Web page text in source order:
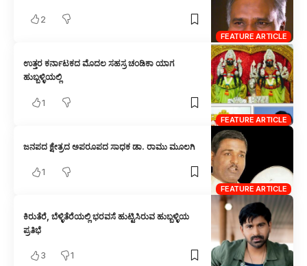
FEATURE ARTICLE
2
FEATURE ARTICLE
ಉತ್ತರ ಕರ್ನಾಟಕದ ಮೊದಲ ಸಹಸ್ರ ಚಂಡಿಕಾ ಯಾಗ
ಹುಬ್ಬಳ್ಳಿಯಲ್ಲಿ
1
FEATURE ARTICLE
ಜನಪದ ಕ್ಷೇತ್ರದ ಅಪರೂಪದ ಸಾಧಕ ಡಾ. ರಾಮು ಮೂಲಗಿ
1
ಕಿರುತೆರೆ, ಬೆಳ್ಳಿತೆರೆಯಲ್ಲಿ ಭರವಸೆ ಹುಟ್ಟಿಸಿರುವ ಹುಬ್ಬಳ್ಳಿಯ
ಪ್ರತಿಭೆ
3 1